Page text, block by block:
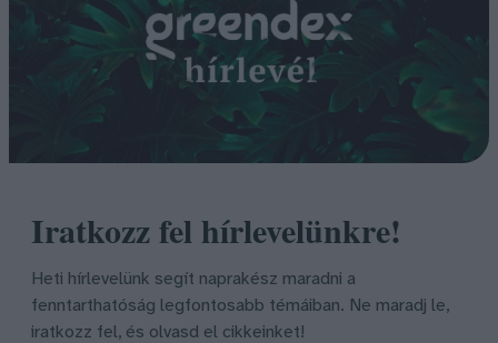
Iratkozz fel hírlevelünkre!
Heti hírlevelünk segít naprakész maradni a
fenntarthatóság legfontosabb témáiban. Ne maradj le,
iratkozz fel, és olvasd el cikkeinket!